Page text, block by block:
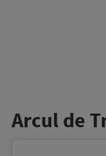
Arcul de